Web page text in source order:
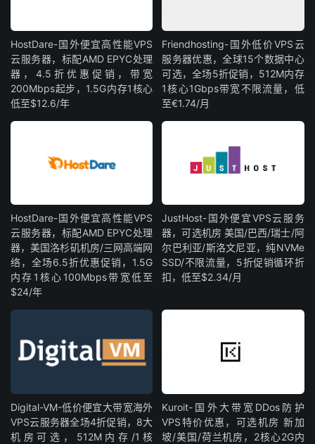
HostDare-国外便宜高性能VPS
云服务器，标配AMD EPYC处理
器，4.5折优惠促销，带宽
200Mbps起步，1.5G内存1核心
低至$12.6/年
Friendhosting-国外低价VPS云
服务器优惠，全球15个数据中心
可选，全场5折促销，512M内存
1核心1Gbps带宽不限流量，低
至€1.74/月
HostDare-国外便宜高性能VPS
云服务器，标配AMD EPYC处理
器，美国洛杉矶机房/三网高端网
络，全场6.5折优惠促销，1.5G
内存1核心100Mbps带宽低至
$24/年
JustHost-国外便宜VPS云服务
器，可选机房 美国/巴西/瑞士/阿
尔巴利亚/斯洛文尼亚，纯NVMe
SSD/不限流量，5折促销循环折
扣，低至$2.34/月
Digital-VM-低价便宜大带宽海外
VPS云服务器全场4折促销，8大
机房可选，512M内存/1核
Kuroit-国外大带宽DDos防护
VPS特价优惠，可选机房 新加
坡/美国/荷兰机房，2核心2G内